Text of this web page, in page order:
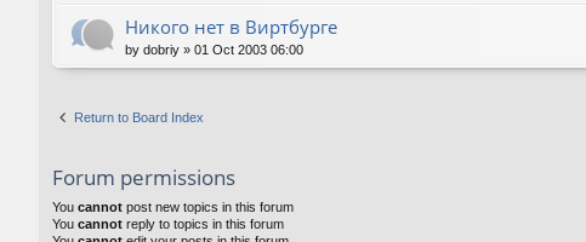
Никого нет в Виртбурге
by dobriy » 01 Oct 2003 06:00
Return to Board Index
Forum permissions
You cannot post new topics in this forum
You cannot reply to topics in this forum